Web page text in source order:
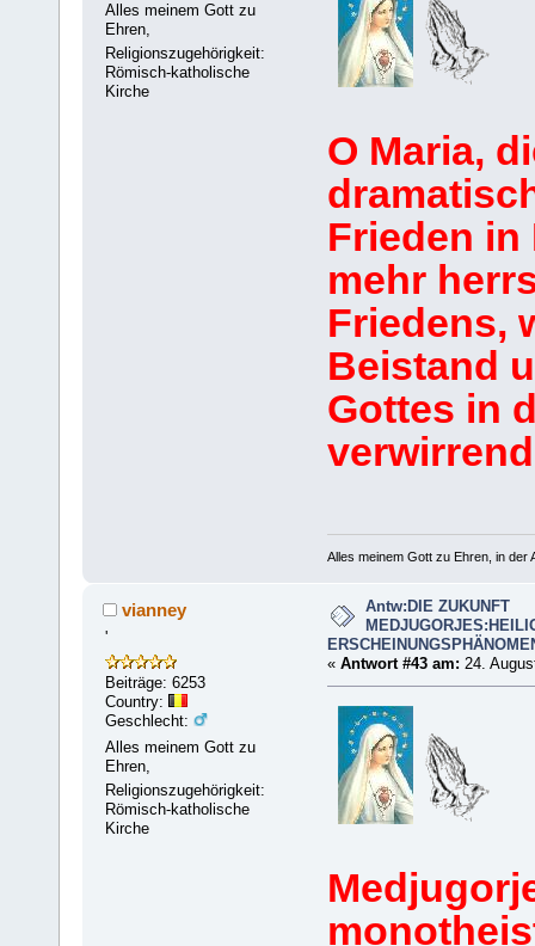
Alles meinem Gott zu
Ehren,
Religionszugehörigkeit:
Römisch-katholische
Kirche
O Maria,
Frieden in
mehr
Friedens,
Beistand
Gottes in
Alles meinem Gott zu Ehren, in der
vianney
'
Beiträge: 6253
Country:
Geschlecht:
Alles meinem Gott zu
Ehren,
Religionszugehörigkeit:
Römisch-katholische
Kirche
Antw:DIE ZUKUNFT
« Antwort #43 am: 24.